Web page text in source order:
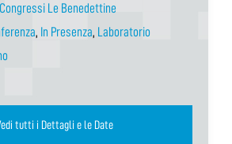
Le Benedettine
, In Presenza, Laboratorio
Vedi tutti i Dettagli e le Date